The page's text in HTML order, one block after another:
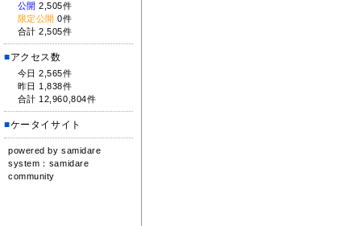
公開 2,505件
限定公開 0件
合計 2,505件
■アクセス数
今日 2,565件
昨日 1,838件
合計 12,960,804件
■ケータイサイト
powered bysamidare
system： samidare
community